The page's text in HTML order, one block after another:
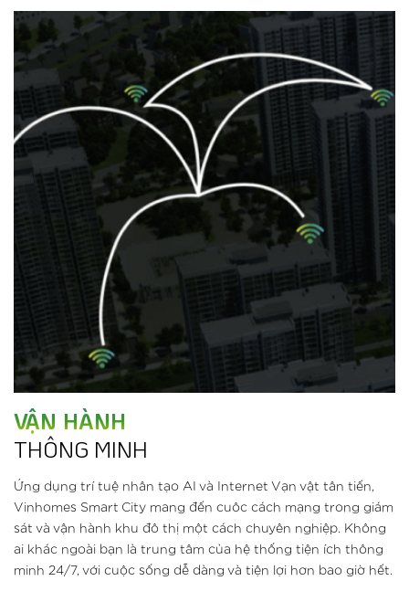
VẬN HÀNH
THÔNG MINH
Ứng dụng trí tuệ nhân tạo AI và Internet Vạn vật tân tiến,
Vinhomes Smart City mang đến cuôc cách mạng trong giám
sát và vận hành khu đô thị một cách chuyên nghiệp. Không
ai khác ngoài bạn là trung tâm của hệ thống tiện ích thông
minh 24/7, với cuộc sống dễ dàng và tiện lợi hơn bao giờ hết.